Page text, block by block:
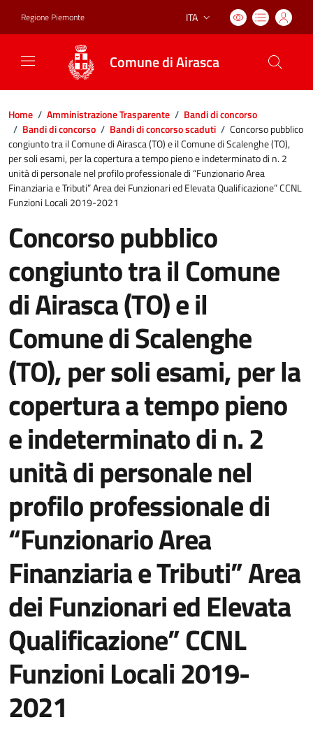
Regione Piemonte Lingua attiva:
ITA
Comune di Airasca
Home / Amministrazione Trasparente / Bandi di concorso
/ Bandi di concorso / Bandi di concorso scaduti / Concorso pubblico
congiunto tra il Comune di Airasca (TO) e il Comune di Scalenghe (TO),
per soli esami, per la copertura a tempo pieno e indeterminato di n. 2
unità di personale nel profilo professionale di “Funzionario Area
Finanziaria e Tributi” Area dei Funzionari ed Elevata Qualificazione” CCNL
Funzioni Locali 2019-2021
Concorso pubblico
congiunto tra il Comune
di Airasca (TO) e il
Comune di Scalenghe
(TO), per soli esami, per la
copertura a tempo pieno
e indeterminato di n. 2
unità di personale nel
profilo professionale di
“Funzionario Area
Finanziaria e Tributi” Area
dei Funzionari ed Elevata
Qualificazione” CCNL
Funzioni Locali 2019-
2021